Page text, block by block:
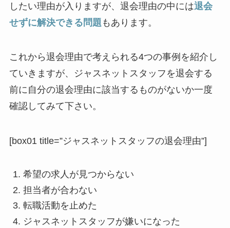
したい理由が入りますが、退会理由の中には退会
せずに解決できる問題 もあります。
これから退会理由で考えられる4つの事例を紹介し
ていきますが、ジャスネットスタッフを退会する
前に自分の退会理由に該当するものがないか一度
確認してみて下さい。
[box01 title=”ジャスネットスタッフの退会理由”]
希望の求人が見つからない
担当者が合わない
転職活動を止めた
ジャスネットスタッフが嫌いになった